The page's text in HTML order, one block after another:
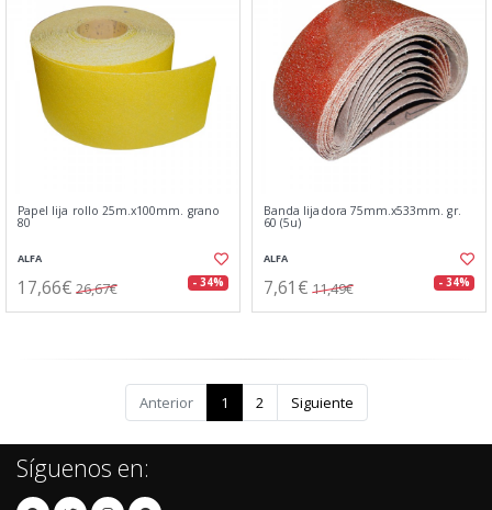
Papel lija rollo 25m.x100mm. grano
80
ALFA
17,66€ 26,67€ - 34%
Banda lijadora 75mm.x533mm. gr.
60 (5u)
ALFA
7,61€ 11,49€ - 34%
Anterior 1 2 Siguiente
Síguenos en: